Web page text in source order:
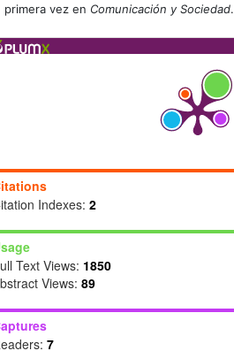
primera vez en Comunicación y Sociedad.
Indexes: 2
Text Views: 1850
Views: 89
7